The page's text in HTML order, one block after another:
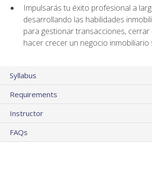
Impulsarás tu éxito profesional a
desarrollando las habilidades
para gestionar transacciones,
hacer crecer un negocio inmobiliario
Syllabus
Requirements
Instructor
FAQs